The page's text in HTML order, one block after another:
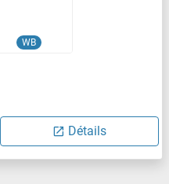
WB
Détails